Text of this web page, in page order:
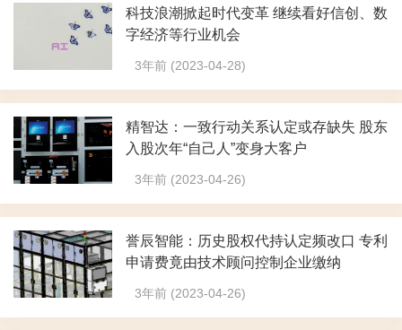
科技浪潮掀起时代变革 继续看好信创、数
字经济等行业机会
3年前 (2023-04-28)
精智达：一致行动关系认定或存缺失 股东
入股次年“自己人”变身大客户
3年前 (2023-04-26)
誉辰智能：历史股权代持认定频改口 专利
申请费竟由技术顾问控制企业缴纳
3年前 (2023-04-26)